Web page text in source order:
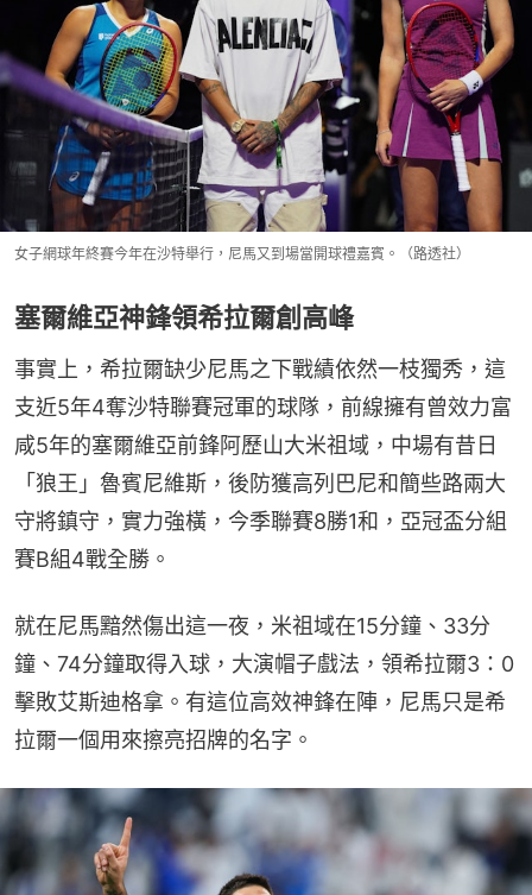
女子網球年終賽今年在沙特舉行，尼馬又到場當開球禮嘉賓。（路透社）
塞爾維亞神鋒領希拉爾創高峰
事實上，希拉爾缺少尼馬之下戰績依然一枝獨秀，這
支近5年4奪沙特聯賽冠軍的球隊，前線擁有曾效力富
咸5年的塞爾維亞前鋒阿歷山大米祖域，中場有昔日
「狼王」魯賓尼維斯，後防獲高列巴尼和簡些路兩大
守將鎮守，實力強橫，今季聯賽8勝1和，亞冠盃分組
賽B組4戰全勝。
就在尼馬黯然傷出這一夜，米祖域在15分鐘、33分
鐘、74分鐘取得入球，大演帽子戲法，領希拉爾3：0
擊敗艾斯迪格拿。有這位高效神鋒在陣，尼馬只是希
拉爾一個用來擦亮招牌的名字。